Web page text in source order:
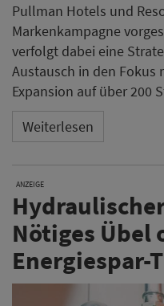
Pullman Hotels und
Markenkampagne
verfolgt dabei eine
Austausch in den
Expansion auf über 200
Weiterlesen
ANZEIGE
Nötiges Übel
Energiespar-